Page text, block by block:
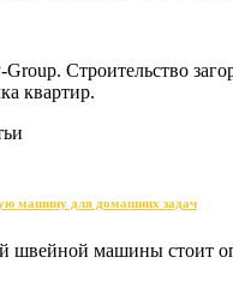
Строительство
квартир.
машину для домашних задач
швейной машины стоит